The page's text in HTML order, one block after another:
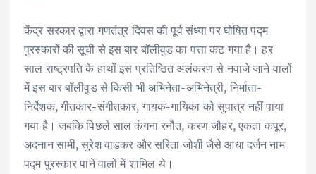
केंद्र सरकार द्वारा गणतंत्र दिवस की पूर्व संध्या पर घोषित पद्म
पुरस्कारों की सूची से इस बार बॉलीवुड का पत्ता कट गया है। हर
साल राष्ट्रपति के हाथों इस प्रतिष्ठित अलंकरण से नवाजे जाने वालों
में इस बार बॉलीवुड से किसी भी अभिनेता-अभिनेत्री, निर्माता-
निर्देशक, गीतकार-संगीतकार, गायक-गायिका को सुपात्र नहीं पाया
गया है। जबकि पिछले साल कंगना रनौत, करण जौहर, एकता कपूर,
अदनान सामी, सुरेश वाडकर और सरिता जोशी जैसे आधा दर्जन नाम
पद्म पुरस्कार पाने वालों में शामिल थे।